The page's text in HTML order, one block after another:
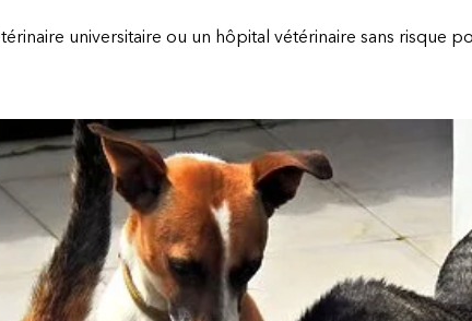
universitaire ou un hôpital vétérinaire sans risque